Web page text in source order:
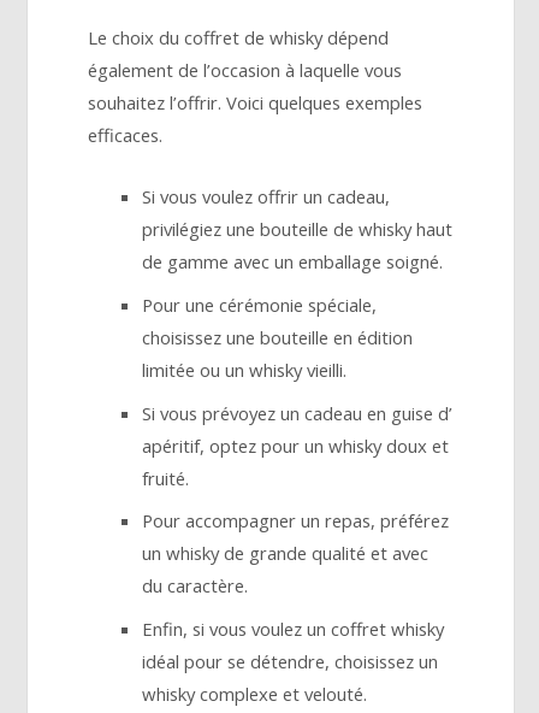
Le choix du coffret de whisky dépend
également de l’occasion à laquelle vous
souhaitez l’offrir. Voici quelques exemples
efficaces.
Si vous voulez offrir un cadeau,
privilégiez une bouteille de whisky haut
de gamme avec un emballage soigné.
Pour une cérémonie spéciale,
choisissez une bouteille en édition
limitée ou un whisky vieilli.
Si vous prévoyez un cadeau en guise d’
apéritif, optez pour un whisky doux et
fruité.
Pour accompagner un repas, préférez
un whisky de grande qualité et avec
du caractère.
Enfin, si vous voulez un coffret whisky
idéal pour se détendre, choisissez un
whisky complexe et velouté.